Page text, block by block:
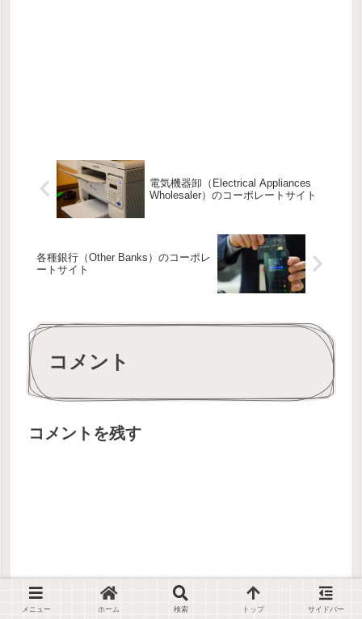
電気機器卸（Electrical Appliances
Wholesaler）のコーポレートサイト
各種銀行（Other Banks）のコーポレ
ートサイト
コメント
コメントを残す
メニュー ホーム 検索 トップ サイドバー